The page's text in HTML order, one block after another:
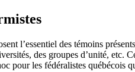
l’essentiel des témoins
des groupes d’unité, etc.
pour les fédéralistes